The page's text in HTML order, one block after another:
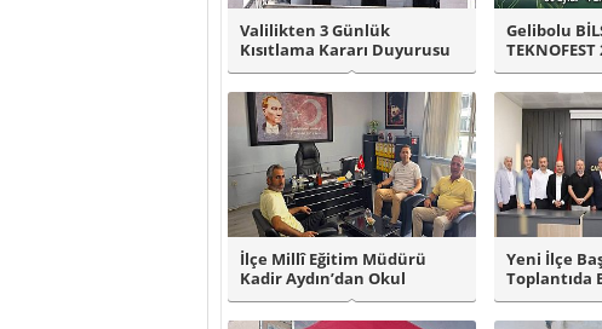
Valilikten 3 Günlük
Kısıtlama Kararı Duyurusu
Gelibolu
Finali
İlçe Millî Eğitim Müdürü
Kadir Aydın’dan Okul
Ziyaretleri..
Yeni İlçe
Toplantıda